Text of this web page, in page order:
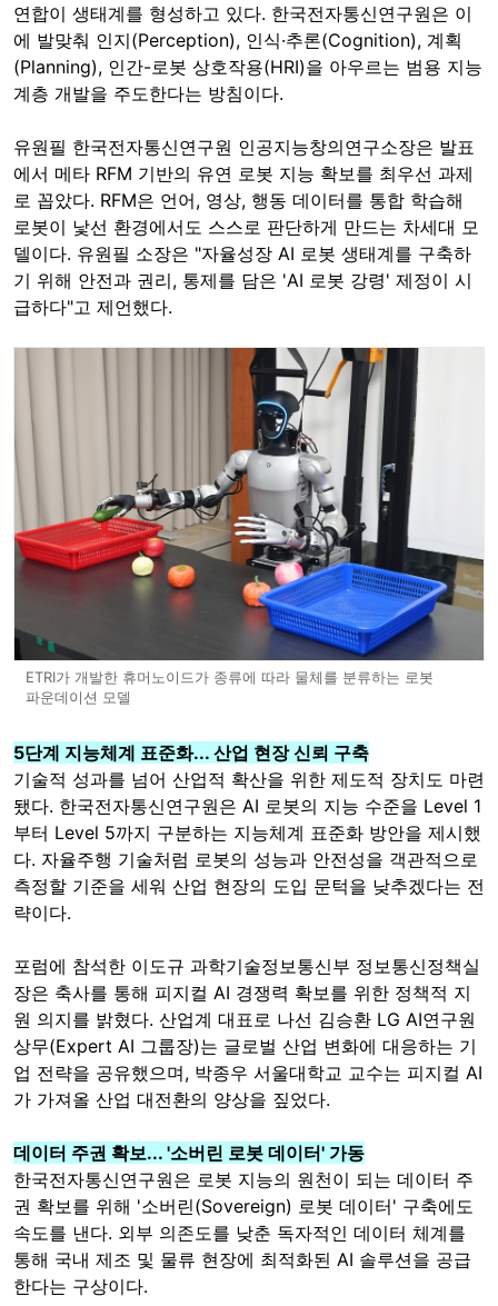
연합이 생태계를 형성하고 있다. 한국전자통신연구원은 이
에 발맞춰 인지(Perception), 인식·추론(Cognition), 계획
(Planning), 인간-로봇 상호작용(HRI)을 아우르는 범용 지능
계층 개발을 주도한다는 방침이다.
유원필 한국전자통신연구원 인공지능창의연구소장은 발표
에서 메타 RFM 기반의 유연 로봇 지능 확보를 최우선 과제
로 꼽았다. RFM은 언어, 영상, 행동 데이터를 통합 학습해
로봇이 낯선 환경에서도 스스로 판단하게 만드는 차세대 모
델이다. 유원필 소장은 "자율성장 AI 로봇 생태계를 구축하
기 위해 안전과 권리, 통제를 담은 'AI 로봇 강령' 제정이 시
급하다"고 제언했다.
ETRI가 개발한 휴머노이드가 종류에 따라 물체를 분류하는 로봇
파운데이션 모델
5단계 지능체계 표준화... 산업 현장 신뢰 구축
기술적 성과를 넘어 산업적 확산을 위한 제도적 장치도 마련
됐다. 한국전자통신연구원은 AI 로봇의 지능 수준을 Level 1
부터 Level 5까지 구분하는 지능체계 표준화 방안을 제시했
다. 자율주행 기술처럼 로봇의 성능과 안전성을 객관적으로
측정할 기준을 세워 산업 현장의 도입 문턱을 낮추겠다는 전
략이다.
포럼에 참석한 이도규 과학기술정보통신부 정보통신정책실
장은 축사를 통해 피지컬 AI 경쟁력 확보를 위한 정책적 지
원 의지를 밝혔다. 산업계 대표로 나선 김승환 LG AI연구원
상무(Expert AI 그룹장)는 글로벌 산업 변화에 대응하는 기
업 전략을 공유했으며, 박종우 서울대학교 교수는 피지컬 AI
가 가져올 산업 대전환의 양상을 짚었다.
데이터 주권 확보... '소버린 로봇 데이터' 가동
한국전자통신연구원은 로봇 지능의 원천이 되는 데이터 주
권 확보를 위해 '소버린(Sovereign) 로봇 데이터' 구축에도
속도를 낸다. 외부 의존도를 낮춘 독자적인 데이터 체계를
통해 국내 제조 및 물류 현장에 최적화된 AI 솔루션을 공급
한다는 구상이다.